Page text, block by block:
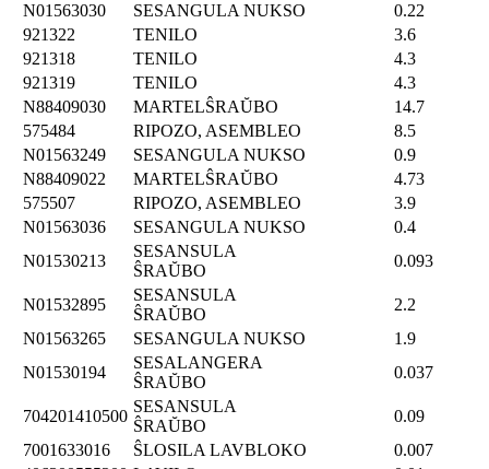
N01563030 SESANGULA NUKSO
0.22
921322
TENILO
3.6
921318
TENILO
4.3
921319
TENILO
4.3
N88409030
MARTELŜRAŬBO
14.7
575484
RIPOZO, ASEMBLEO
8.5
N01563249
SESANGULA NUKSO
0.9
N88409022
MARTELŜRAŬBO
4.73
575507
RIPOZO, ASEMBLEO
3.9
N01563036
SESANGULA NUKSO
0.4
N01530213
SESANSULA
ŜRAŬBO
0.093
N01532895
SESANSULA
ŜRAŬBO
2.2
N01563265
SESANGULA NUKSO
1.9
N01530194
SESALANGERA
ŜRAŬBO
0.037
704201410500
SESANSULA
ŜRAŬBO
0.09
7001633016
ŜLOSILA LAVBLOKO
0.007